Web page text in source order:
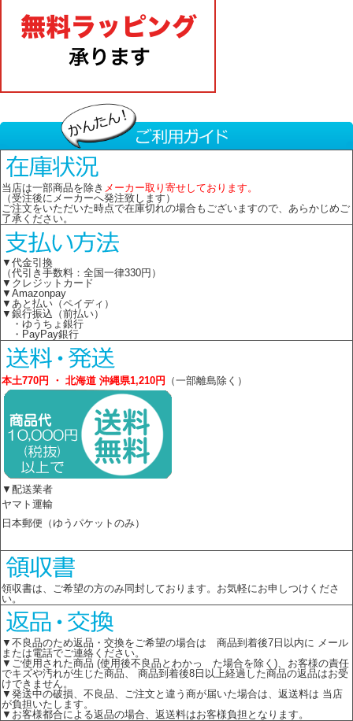
当店は一部商品を除き メーカー取り寄せしております。
（受注後にメーカーへ発注致します）
ご注文をいただいた時点で在庫切れの場合もございますので、あらかじめご
了承ください。
▼代金引換
（代引き手数料：全国一律330円）
▼クレジットカード
▼Amazonpay
▼あと払い（ペイディ）
▼銀行振込（前払い）
・ゆうちょ銀行
・PayPay銀行
本土770円 ・ 北海道 沖縄県1,210円 （一部離島除く）
▼配送業者
ヤマト運輸
日本郵便（ゆうパケットのみ）
領収書は、ご希望の方のみ同封しております。お気軽にお申しつけくださ
い。
▼不良品のため返品・交換をご希望の場合は 商品到着後7日以内に メール
または電話でご連絡ください。
▼ご使用された商品 (使用後不良品とわかっ た場合を除く)、お客様の責任
でキズや汚れが生じた商品、 商品到着後8日以上経過した商品の返品はお受
けできません。
▼発送中の破損、不良品、ご注文と違う商が届いた場合は、返送料は 当店
が負担いたします。
▼お客様都合による返品の場合、返送料はお客様負担となります。